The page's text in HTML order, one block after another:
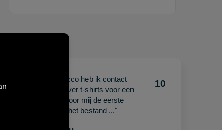
10
"Met Jacco heb ik contact
gehad over t-shirts voor een
beurs. Voor mij de eerste
keer en het bestand ..."
10